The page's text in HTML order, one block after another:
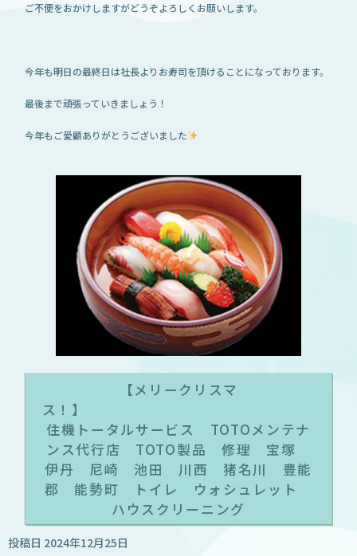
ご不便をおかけしますがどうぞよろしくお願いします。
今年も明日の最終日は社長よりお寿司を頂けることになっております。
最後まで頑張っていきましょう！
今年もご愛顧ありがとうございました
【メリークリスマ
ス
住機トータルサービス TOTOメンテナ
ンス代行店 TOTO製品 修理 宝塚
伊丹 尼崎 池田 川西 猪名川 豊能
郡 能勢町 トイレ ウォシュレット
ハウスクリーニング
投稿日 2024年12月25日